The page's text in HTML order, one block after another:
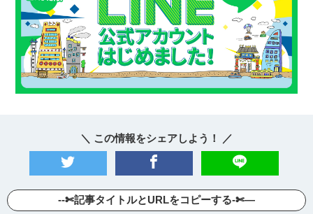
＼ この情報をシェアしよう！ ／
--✄記事タイトルとURLをコピーする-✄—
観光ガイド
ランキング
サイトについて